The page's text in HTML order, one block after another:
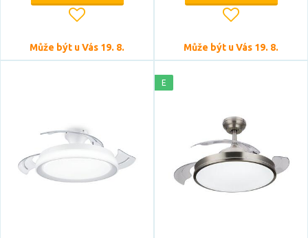
Tvar / motiv
hranatý
Stupeň krytí
IP20
Může být u Vás 19. 8. Může být u Vás 19. 8.
E